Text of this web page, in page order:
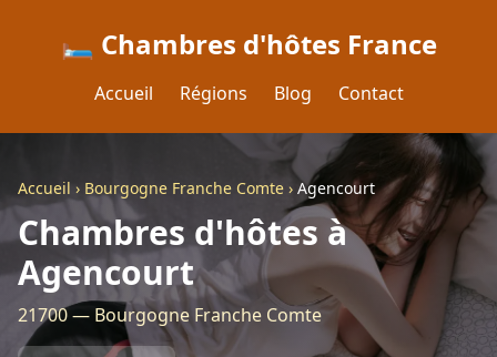
🛏️ Chambres d'hôtes France
Accueil Régions Blog Contact
Accueil › Bourgogne Franche Comte › Agencourt
Chambres d'hôtes à
Agencourt
21700 — Bourgogne Franche Comte